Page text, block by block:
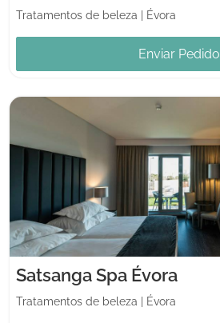
Tratamentos de beleza Évora
Enviar Pedido
Satsanga Spa Évora
Tratamentos de beleza Évora